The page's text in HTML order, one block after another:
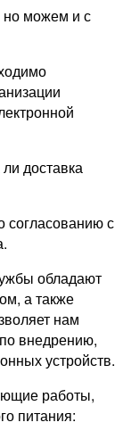
можем и с
доставка
согласованию с
обладают
а также
нам
внедрению,
устройств.
работы,
питания: